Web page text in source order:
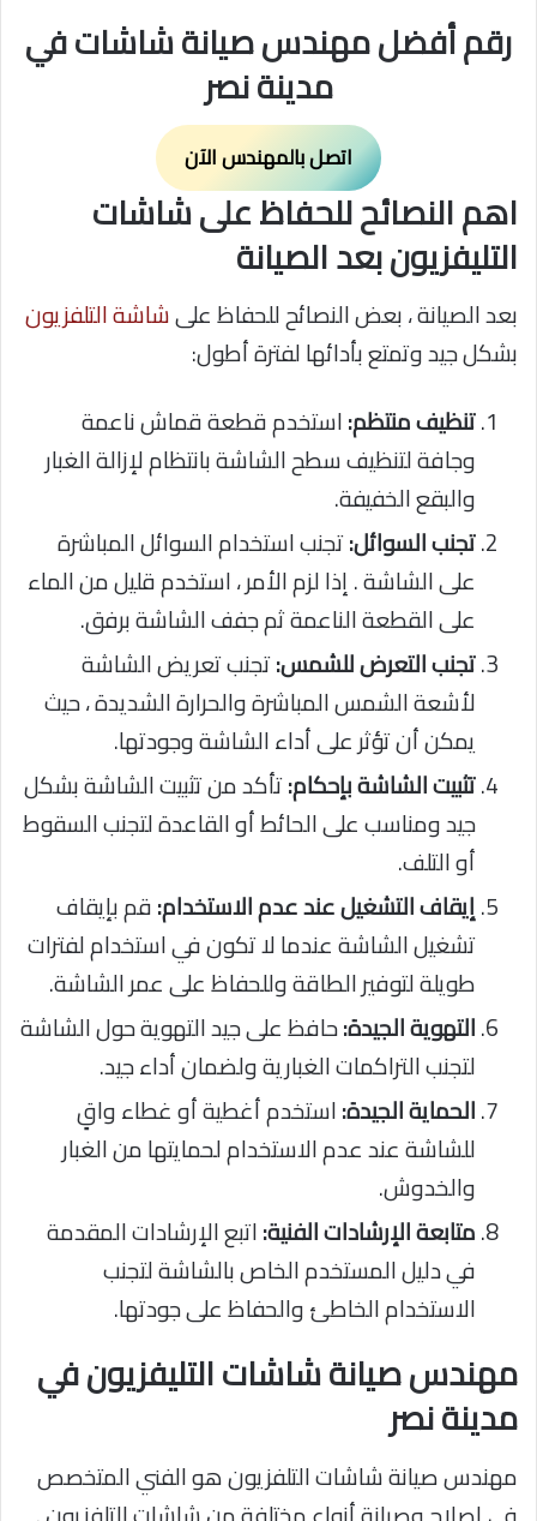
رقم أفضل مهندس صيانة شاشات في
مدينة نصر
اتصل بالمهندس الآن
اهم النصائح للحفاظ على شاشات
التليفزيون بعد الصيانة
بعد الصيانة ، بعض النصائح للحفاظ علىشاشة التلفزيون
بشكل جيد وتمتع بأدائها لفترة أطول:
تنظيف منتظم:استخدم قطعة قماش ناعمة
وجافة لتنظيف سطح الشاشة بانتظام لإزالة الغبار
والبقع الخفيفة.
تجنب السوائل:تجنب استخدام السوائل المباشرة
على الشاشة . إذا لزم الأمر ، استخدم قليل من الماء
على القطعة الناعمة ثم جفف الشاشة برفق.
تجنب التعرض للشمس:تجنب تعريض الشاشة
لأشعة الشمس المباشرة والحرارة الشديدة ، حيث
يمكن أن تؤثر على أداء الشاشة وجودتها.
تثبيت الشاشة بإحكام:تأكد من تثبيت الشاشة بشكل
جيد ومناسب على الحائط أو القاعدة لتجنب السقوط
أو التلف.
إيقاف التشغيل عند عدم الاستخدام:قم بإيقاف
تشغيل الشاشة عندما لا تكون في استخدام لفترات
طويلة لتوفير الطاقة وللحفاظ على عمر الشاشة.
التهوية الجيدة:حافظ على جيد التهوية حول الشاشة
لتجنب التراكمات الغبارية ولضمان أداء جيد.
الحماية الجيدة:استخدم أغطية أو غطاء واقٍ
للشاشة عند عدم الاستخدام لحمايتها من الغبار
والخدوش.
متابعة الإرشادات الفنية:اتبع الإرشادات المقدمة
في دليل المستخدم الخاص بالشاشة لتجنب
الاستخدام الخاطئ والحفاظ على جودتها.
مهندس صيانة شاشات التليفزيون في
مدينة نصر
مهندس صيانة شاشات التلفزيون هو الفني المتخصص